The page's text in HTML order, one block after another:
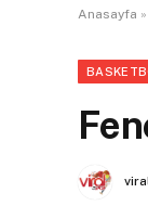
Anasayfa »